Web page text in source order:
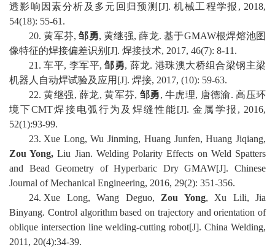
透影响因素分析及多元回归预测 [J].机械工程学报 , 2018,
54(18): 55-61 .
20. 黄军芬,邹勇,黄继强,薛龙.基于GMAW根焊熔池图
像特征的焊接偏差识别 [J]. 焊接技术, 2017, 46(7): 8-11 .
21 . 车平, 李军平,邹勇, 薛龙. 港珠澳大桥组合梁钢主梁
机器人自动焊试验及应用 [J]. 焊接, 2017, (10): 59-63.
22. 黄继强,薛龙,黄军芬, 邹勇,牛虎理, 唐德渝.高压环
境下CMT焊接电弧行为及焊缝性能[J].金属学报 , 2016,
52(1):93-99.
23. Xue Long, Wu Jinming, Huang Junfen, Huang Jiqiang,
Zou Yong, Liu Jian. Welding Polarity Effects on Weld Spatters
and Bead Geometry of Hyperbaric Dry GMAW[J]. Chinese
Journal of Mechanical Engineering, 2016, 29(2): 351-356.
24. Xue Long, Wang Deguo, Zou Yong, Xu Lili, Jia
Binyang. Control algorithm based on trajectory and orientation of
oblique intersection line welding-cutting robot[J]. China Welding,
2011, 20(4):34-39.